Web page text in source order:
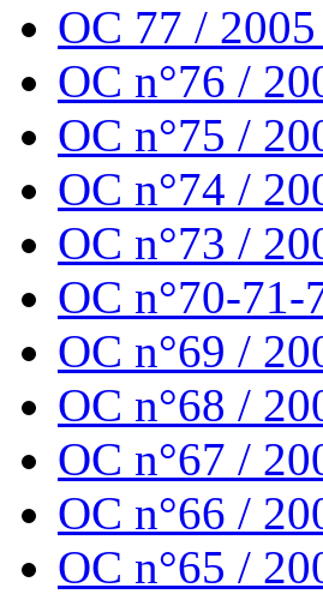
OC 77 /
OC n°76 /
OC n°75 /
OC n°74 /
OC n°73 /
OC n°70-
OC n°69 /
OC n°68 /
OC n°67 /
OC n°66 /
OC n°65 /